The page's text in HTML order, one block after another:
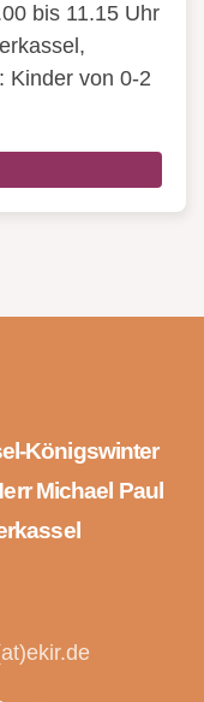
bis 11.15 Uhr
Kinder von 0-2
Königswinter
Michael Paul